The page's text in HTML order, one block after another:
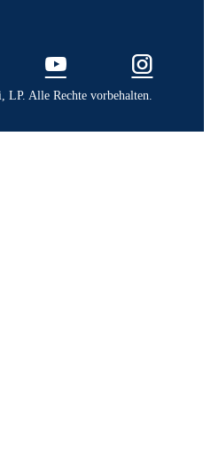
Alle Rechte vorbehalten.